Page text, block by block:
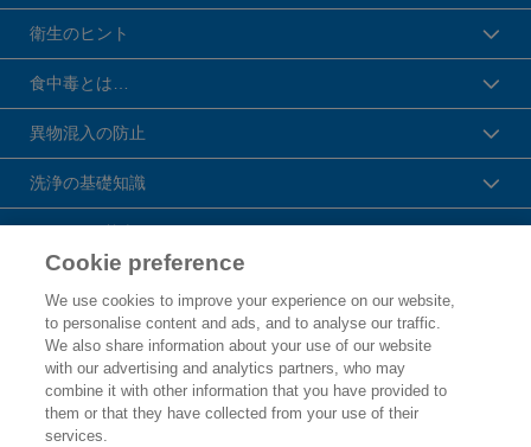
衛生のヒント
食中毒とは…
異物混入の防止
洗浄の基礎知識
トップ
企業概要・沿革
製品カタログ
Cookie preference
We use cookies to improve your experience on our website,
to personalise content and ads, and to analyse our traffic.
We also share information about your use of our website
with our advertising and analytics partners, who may
combine it with other information that you have provided to
them or that they have collected from your use of their
services.